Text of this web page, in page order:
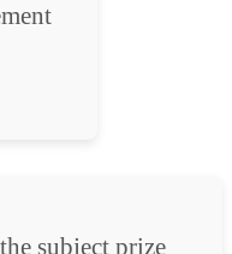
subject prize